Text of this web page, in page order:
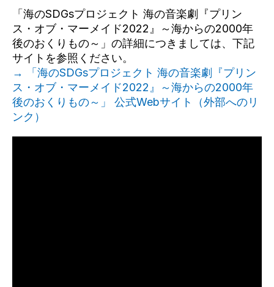
「海のSDGsプロジェクト 海の音楽劇『プリン
ス・オブ・マーメイド2022』～海からの2000年
後のおくりもの～」の詳細につきましては、下記
サイトを参照ください。
→ 「海のSDGsプロジェクト 海の音楽劇『プリン
ス・オブ・マーメイド2022』～海からの2000年
後のおくりもの～」 公式Webサイト（外部へのリ
ンク）